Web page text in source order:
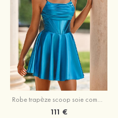
Robe trapèze scoop soie comme du satin courte/mini robe de fête de la rentrée
111 €